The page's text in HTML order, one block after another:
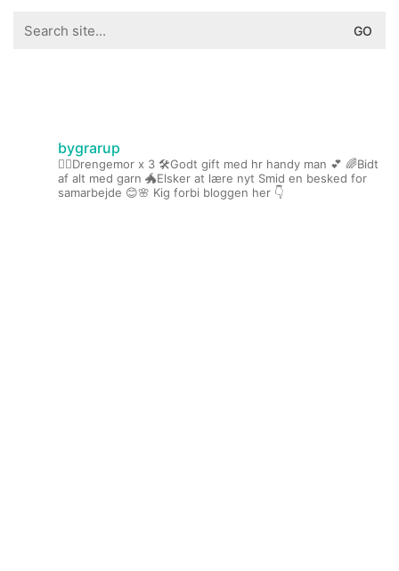
for:
bygrarup
🤹‍♀️Drengemor x 3 🛠️Godt gift med hr handy man 💕 🌈Bidt
af alt med garn 🐲Elsker at lære nyt Smid en besked for
samarbejde 😊🌸 Kig forbi bloggen her 👇